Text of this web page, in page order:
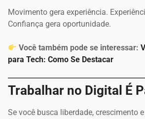
Movimento gera experiência.
Confiança gera oportunidade.
Você também pode se interessar:
para Tech: Como Se Destacar
Trabalhar no Digital É
Se você busca liberdade, crescimento